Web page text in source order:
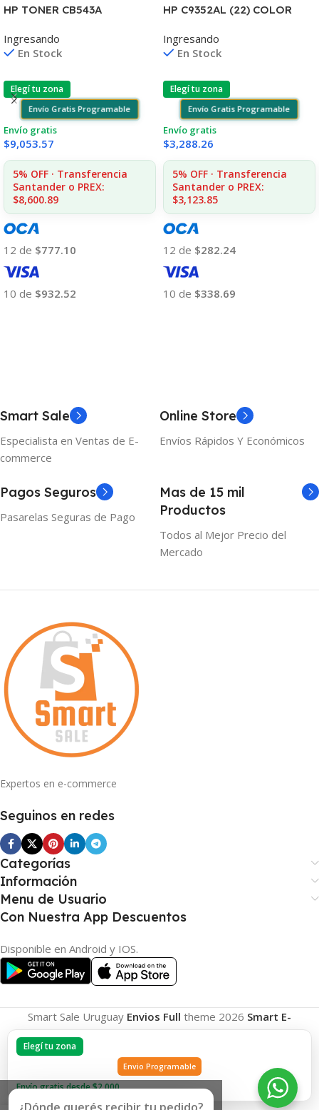
Elegí tu zona
Envio Programable
Envío gratis desde $2.000
HP TONER CB543A
COPIAS
1215/1515/1510/1312
Ingresando
En Stock
Elegí tu zona
Envío Gratis Programable
Envío gratis
$9,053.57
5% OFF · Transferencia
Santander o PREX:
$8,600.89
12 de $777.10
10 de $932.52
HP C9352AL (22) COLOR
5 6ML (D)
Ingresando
En Stock
Elegí tu zona
Envío Gratis Programable
Envío gratis
$3,288.26
5% OFF · Transferencia
Santander o PREX:
$3,123.85
12 de $282.24
10 de $338.69
Smart Sale
Especialista en Ventas de E-
commerce
Online Store
Envíos Rápidos Y Económicos
Pagos Seguros
Pasarelas Seguras de Pago
Mas de 15 mil
Productos
Todos al Mejor Precio del
Mercado
Expertos en e-commerce
Seguinos en redes
Categorías
Información
Menu de Usuario
Con Nuestra App Descuentos
Disponible en Android y IOS.
Smart Sale Uruguay Envios Full theme 2026 Smart E-
Commerce.